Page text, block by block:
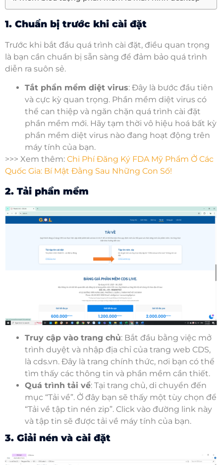
1. Chuẩn bị trước khi cài đặt
Trước khi bắt đầu quá trình cài đặt, điều quan trọng
là bạn cần chuẩn bị sẵn sàng để đảm bảo quá trình
diễn ra suôn sẻ.
Tắt phần mềm diệt virus: Đây là bước đầu tiên
và cực kỳ quan trọng. Phần mềm diệt virus có
thể can thiệp và ngăn chặn quá trình cài đặt
phần mềm mới. Hãy tạm thời vô hiệu hoá bất kỳ
phần mềm diệt virus nào đang hoạt động trên
máy tính của bạn.
>>> Xem thêm: Chi Phí Đăng Ký FDA Mỹ Phẩm Ở Các
Quốc Gia: Bí Mật Đằng Sau Những Con Số!
2. Tải phần mềm
Truy cập vào trang chủ: Bắt đầu bằng việc mở
trình duyệt và nhập địa chỉ của trang web CDS,
là cds.vn. Đây là trang chính thức, nơi bạn có thể
tìm thấy các thông tin và phần mềm cần thiết.
Quá trình tải về: Tại trang chủ, di chuyển đến
mục “Tải về”. Ở đây bạn sẽ thấy một tùy chọn để
“Tải về tập tin nén zip”. Click vào đường link này
và tập tin sẽ được tải về máy tính của bạn.
3. Giải nén và cài đặt